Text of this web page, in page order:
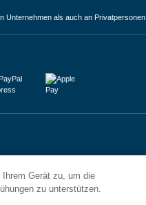
Unternehmen als auch an Privatpersonen.
Gerät zu, um die
zu unterstützen.